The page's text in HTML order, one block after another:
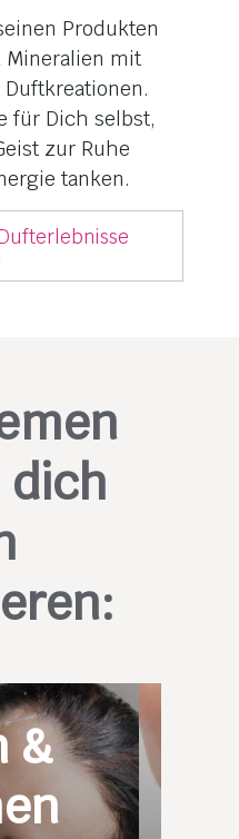
Produkten
Mineralien mit
für Dich selbst,
zur Ruhe
tanken.
dich
&